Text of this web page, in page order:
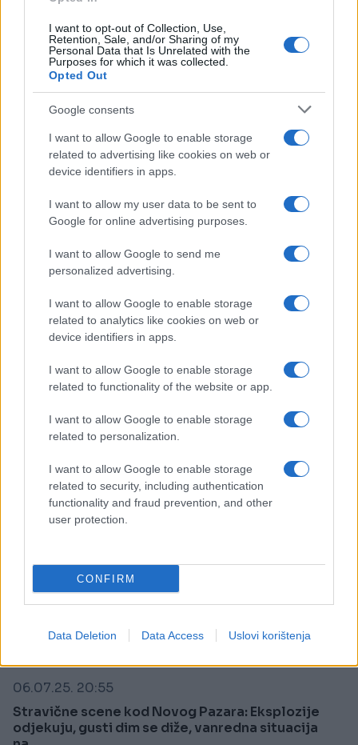
I want to opt-out of Collection, Use,
Retention, Sale, and/or Sharing of my
Personal Data that Is Unrelated with the
Purposes for which it was collected.
Opted Out
Google consents
I want to allow Google to enable storage
related to advertising like cookies on web or
device identifiers in apps.
I want to allow my user data to be sent to
Google for online advertising purposes.
I want to allow Google to send me
personalized advertising.
I want to allow Google to enable storage
related to analytics like cookies on web or
device identifiers in apps.
I want to allow Google to enable storage
related to functionality of the website or app.
I want to allow Google to enable storage
related to personalization.
I want to allow Google to enable storage
related to security, including authentication
functionality and fraud prevention, and other
user protection.
CONFIRM
Data Deletion Data Access Uslovi korištenja
Saznaj više
DRUGA STRANA SPORTA
21.07.25. 15:03
Poljaci najavili dolazak u Novi Pazar: Muslimanski
grad blizu otetog Kosova, mjesto kojeg se Srbi...
Saznaj više
06.07.25. 20:55
Stravične scene kod Novog Pazara: Eksplozije
odjekuju, gusti dim se diže, vanredna situacija